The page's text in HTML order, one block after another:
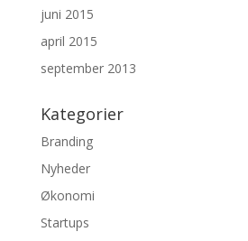
juni 2015
april 2015
september 2013
Kategorier
Branding
Nyheder
Økonomi
Startups